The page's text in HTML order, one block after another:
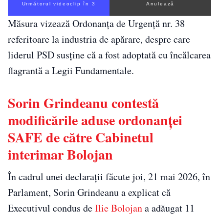
Următorul videoclip în 2 Anulează
Măsura vizează Ordonanța de Urgență nr. 38
referitoare la industria de apărare, despre care
liderul PSD susține că a fost adoptată cu încălcarea
flagrantă a Legii Fundamentale.
Sorin Grindeanu contestă
modificările aduse ordonanței
SAFE de către Cabinetul
interimar Bolojan
În cadrul unei declarații făcute joi, 21 mai 2026, în
Parlament, Sorin Grindeanu a explicat că
Executivul condus deIlie Bolojana adăugat 11